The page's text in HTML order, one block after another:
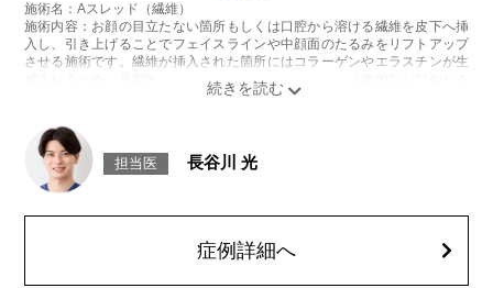
施術名：Aスレッド（繊維）
施術内容：お顔の目立たない箇所もしくは口腔から溶ける繊維を皮下へ挿
入し、引き上げることでフェイスラインや中顔面のたるみをリフトアップ
させる施術です。繊維が挿入された箇所にはコラーゲンやエラスチンが生
成されるため、長期的な美肌効果、肌質の改善効果、将来的なシワやたる
みの予防効果が期待できます。
リスク、副作用：腫れ、内出血、疼痛、頭痛、引き攣れ感などが生じるこ
とがございます。また、稀ではありますが、施術部位の細菌感染症、皮膚
のよれ、繊維の突出などが生じることがございます。化膿止め・痛み止め
を処方しております。服用により、何か異常があれば服用を中止してくだ
費用：1部位 184,800円(税込)
オプション：笑気麻酔 3,300円(税込)
担当医 長谷川 光
症例詳細へ